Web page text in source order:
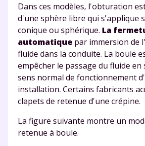
Dans ces modèles, l'obturation
d'une sphère libre qui s'applique
conique ou sphérique. La
automatique par immersion de
fluide dans la conduite. La boule
empêcher le passage du fluide en
sens normal de fonctionnement
installation. Certains fabricants
clapets de retenue d'une crépine.
La figure suivante montre un
retenue à boule.